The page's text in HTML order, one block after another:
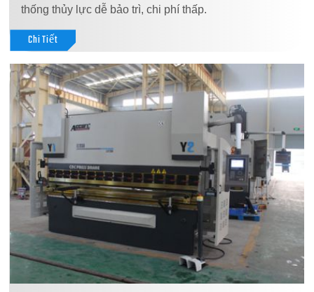
thống thủy lực dễ bảo trì, chi phí thấp.
Chi Tiết